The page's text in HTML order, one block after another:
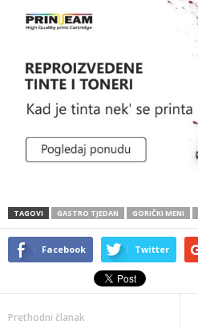
TAGOVI GASTRO TJEDAN GORIČKI MENI
Facebook Twitter
Prethodni članak